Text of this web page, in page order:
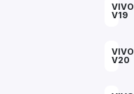
VIVO
V19
VIVO
V20